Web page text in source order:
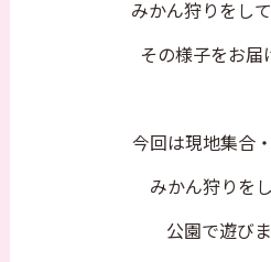
みかん狩りをし
その様子をお届
今回は現地集合
みかん狩りを
公園で遊び